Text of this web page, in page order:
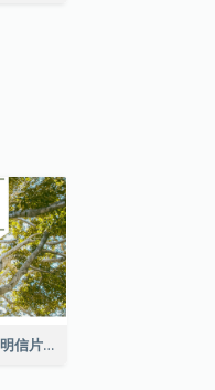
深绿色森林照片地球日明信片